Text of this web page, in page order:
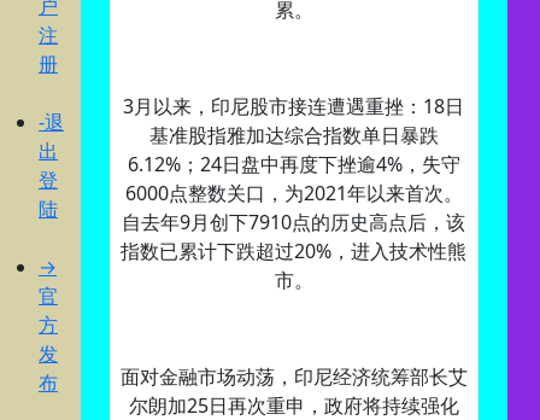
户
注
册
-退
出
登
陆
→
官
方
发
布
累。
3月以来，印尼股市接连遭遇重挫：18日
基准股指雅加达综合指数单日暴跌
6.12%；24日盘中再度下挫逾4%，失守
6000点整数关口，为2021年以来首次。
自去年9月创下7910点的历史高点后，该
指数已累计下跌超过20%，进入技术性熊
市。
面对金融市场动荡，印尼经济统筹部长艾
尔朗加25日再次重申，政府将持续强化